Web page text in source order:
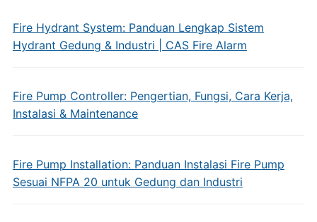
Fire Hydrant System: Panduan Lengkap Sistem
Hydrant Gedung & Industri | CAS Fire Alarm
Fire Pump Controller: Pengertian, Fungsi, Cara Kerja,
Instalasi & Maintenance
Fire Pump Installation: Panduan Instalasi Fire Pump
Sesuai NFPA 20 untuk Gedung dan Industri